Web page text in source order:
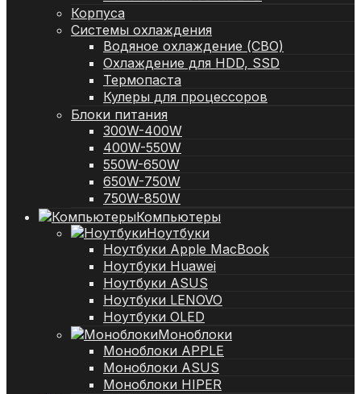
Корпуса
Системы охлаждения
Водяное охлаждение (СВО)
Охлаждение для HDD, SSD
Термопаста
Кулеры для процессоров
Блоки питания
300W-400W
400W-550W
550W-650W
650W-750W
750W-850W
Компьютеры
Ноутбуки
Ноутбуки Apple MacBook
Ноутбуки Huawei
Ноутбуки ASUS
Ноутбуки LENOVO
Ноутбуки OLED
Моноблоки
Моноблоки APPLE
Моноблоки ASUS
Моноблоки HIPER